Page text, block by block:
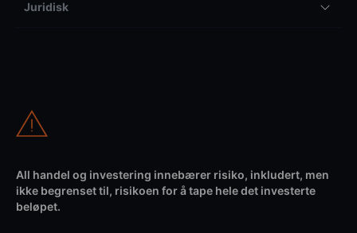
Juridisk
All handel og investering innebærer risiko, inkludert, men
ikke begrenset til, risikoen for å tape hele det investerte
beløpet.